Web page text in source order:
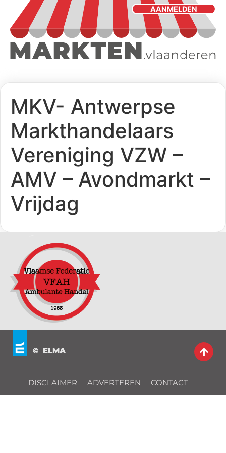
AANMELDEN
MKV- Antwerpse
Markthandelaars
Vereniging VZW –
AMV – Avondmarkt –
Vrijdag
© ELMA
DISCLAIMER ADVERTEREN CONTACT